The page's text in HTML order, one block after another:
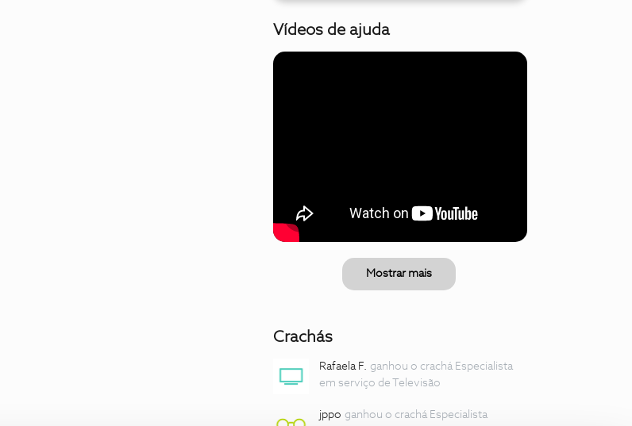
Vídeos de ajuda
Mostrar mais
Crachás
Rafaela F. ganhou o crachá Especialista
em serviço de Televisão
jppo ganhou o crachá Especialista